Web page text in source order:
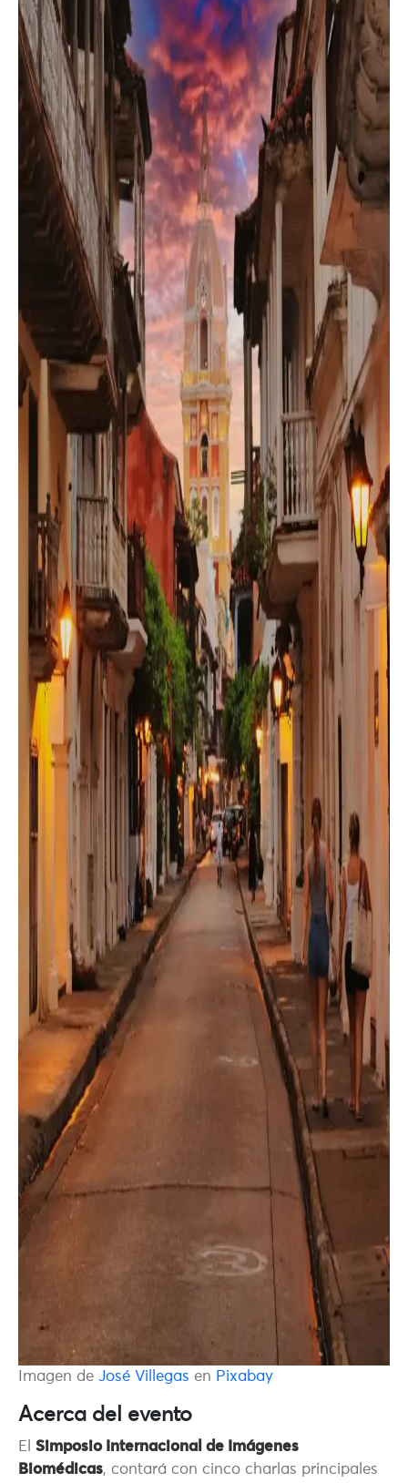
Imagen de José Villegas en Pixabay
Acerca del evento
El Simposio Internacional de Imágenes
Biomédicas, contará con cinco charlas principales